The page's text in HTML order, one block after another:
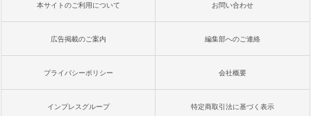
本サイトのご利用について お問い合わせ
広告掲載のご案内 編集部へのご連絡
プライバシーポリシー 会社概要
インプレスグループ 特定商取引法に基づく表示